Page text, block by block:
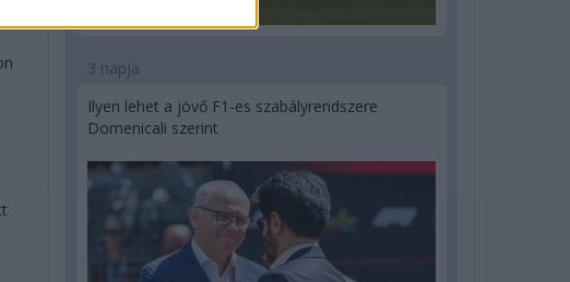
3 napja
Ilyen lehet a jövő F1-es szabályrendszere
Domenicali szerint